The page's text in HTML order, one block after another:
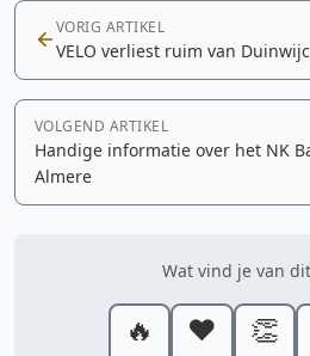
VORIG ARTIKEL
VELO verliest ruim van
VOLGEND ARTIKEL
Handige informatie over het NK
Almere
Wat vind je van
🔥 ❤️ 👏